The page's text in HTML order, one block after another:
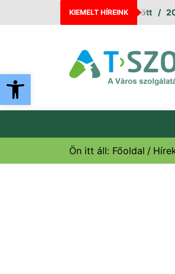
Eszköztár
KIEMELT HÍREINK 2026.
Ön itt áll: Főoldal